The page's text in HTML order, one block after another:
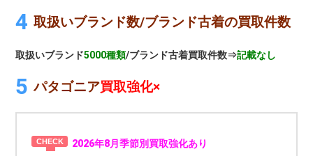
取扱いブランド数/ブランド古着の買取件数
取扱いブランド5000種類/ブランド古着買取件数⇒記載なし
パタゴニア買取強化×
2026年8月季節別買取強化あり